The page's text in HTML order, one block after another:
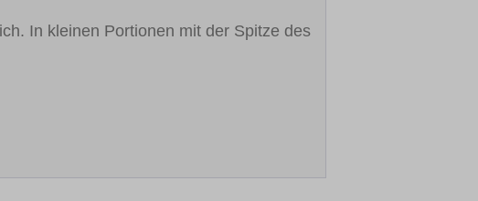
In kleinen Portionen mit der Spitze des